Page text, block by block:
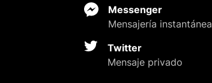
Messenger
Mensajería instantánea
Twitter
Mensaje privado